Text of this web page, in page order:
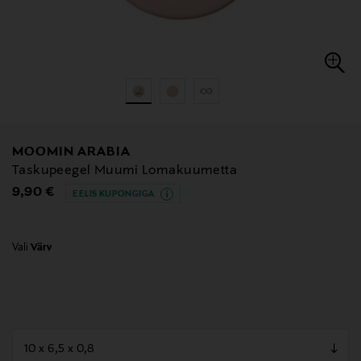
MOOMIN ARABIA
Taskupeegel Muumi Lomakuumetta
Original Price
9,90 € EELIS KUPONGIGA
Vali Värv